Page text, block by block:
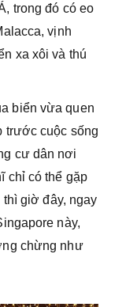
trong đó có eo
vịnh
xa xôi và thú
biển vừa quen
trước cuộc sống
cư dân nơi
chỉ có thể gặp
thì giờ đây, ngay
này,
chừng như